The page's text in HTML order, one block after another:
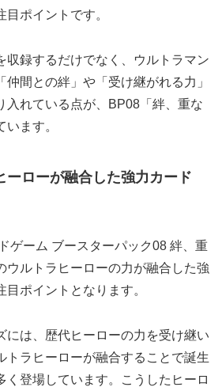
ポイントです。
収録するだけでなく、ウルトラマン
仲間との絆」や「受け継がれる力」
入れている点が、BP08「絆、重な
ます。
ーローが融合した強力カード
ゲーム ブースターパック08 絆、重
ウルトラヒーローの力が融合した強
ポイントとなります。
には、歴代ヒーローの力を受け継い
トラヒーローが融合することで誕生
く登場しています。こうしたヒーロ